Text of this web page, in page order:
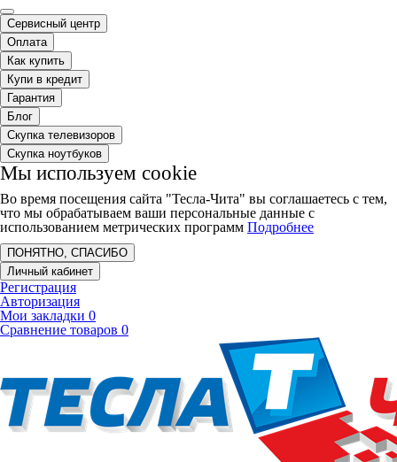
Сервисный центр
Оплата
Как купить
Купи в кредит
Гарантия
Блог
Скупка телевизоров
Скупка ноутбуков
Мы используем cookie
Во время посещения сайта "Тесла-Чита" вы соглашаетесь с тем,
что мы обрабатываем ваши персональные данные с
использованием метрических программ Подробнее
ПОНЯТНО, СПАСИБО
Личный кабинет
Регистрация
Авторизация
Мои закладки 0
Сравнение товаров 0